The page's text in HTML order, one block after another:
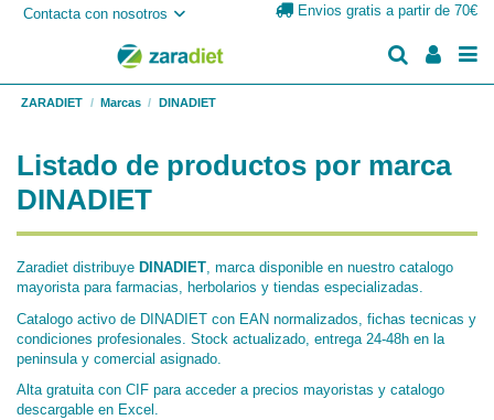
Contacta con nosotros Envios gratis a partir de 70€
ZARADIET Marcas DINADIET
Listado de productos por marca
DINADIET
Zaradiet distribuye DINADIET, marca disponible en nuestro catalogo
mayorista para farmacias, herbolarios y tiendas especializadas.
Catalogo activo de DINADIET con EAN normalizados, fichas tecnicas y
condiciones profesionales. Stock actualizado, entrega 24-48h en la
peninsula y comercial asignado.
Alta gratuita con CIF para acceder a precios mayoristas y catalogo
descargable en Excel.